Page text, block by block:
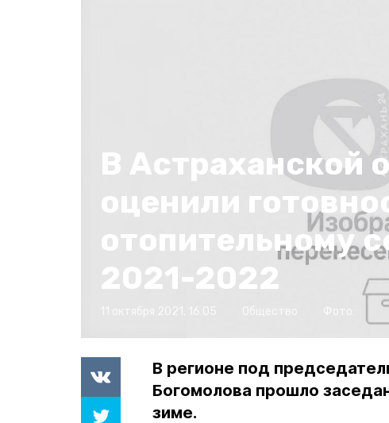
В Астраханской
оценили
отопительному
2021-2022
В регионе под
Богомолова прошло
зиме.